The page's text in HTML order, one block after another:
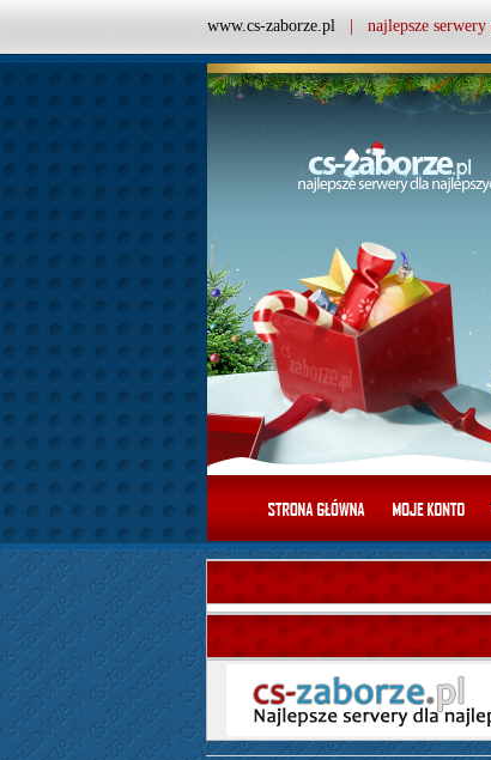
www.cs-zaborze.pl | najlepsze serwery